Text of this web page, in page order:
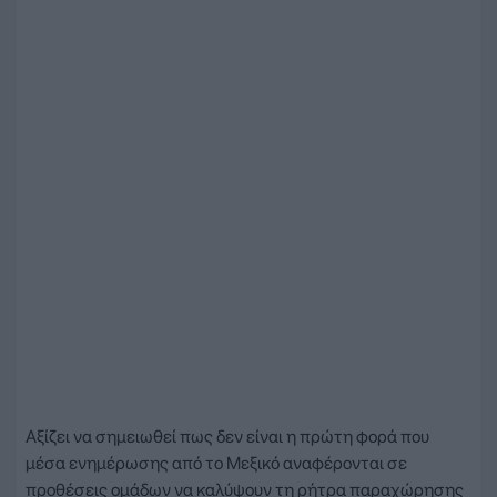
Αξίζει να σημειωθεί πως δεν είναι η πρώτη φορά που
μέσα ενημέρωσης από το Μεξικό αναφέρονται σε
προθέσεις ομάδων να καλύψουν τη ρήτρα παραχώρησης